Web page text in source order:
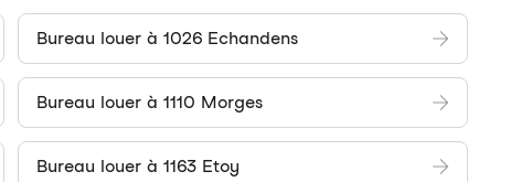
Bureau louer à 1026 Echandens
Bureau louer à 1110 Morges
Bureau louer à 1163 Etoy